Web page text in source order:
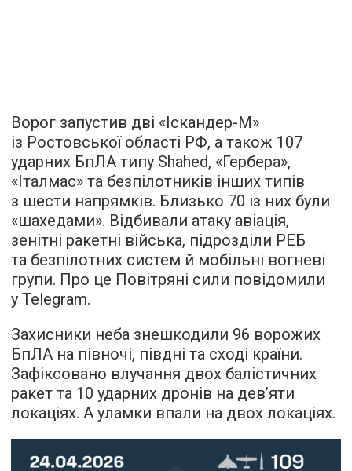
Ворог запустив дві «Іскандер-М»
із Ростовської області РФ, а також 107
ударних БпЛА типу Shahed, «Гербера»,
«Італмас» та безпілотників інших типів
з шести напрямків. Близько 70 із них були
«шахедами». Відбивали атаку авіація,
зенітні ракетні війська, підрозділи РЕБ
та безпілотних систем й мобільні вогневі
групи. Про це Повітряні сили повідомили
у Telegram.
Захисники неба знешкодили 96 ворожих
БпЛА на півночі, півдні та сході країни.
Зафіксовано влучання двох балістичних
ракет та 10 ударних дронів на дев’яти
локаціях. А уламки впали на двох локаціях.